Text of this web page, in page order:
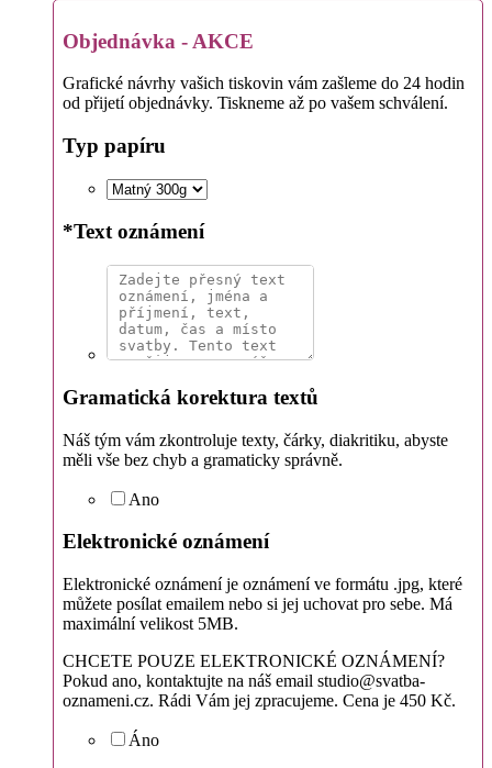
Objednávka - AKCE
Grafické návrhy vašich tiskovin vám zašleme do 24 hodin
od přijetí objednávky. Tiskneme až po vašem schválení.
Typ papíru
*Text oznámení
Gramatická korektura textů
Náš tým vám zkontroluje texty, čárky, diakritiku, abyste
měli vše bez chyb a gramaticky správně.
Ano
Elektronické oznámení
Elektronické oznámení je oznámení ve formátu .jpg, které
můžete posílat emailem nebo si jej uchovat pro sebe. Má
maximální velikost 5MB.
CHCETE POUZE ELEKTRONICKÉ OZNÁMENÍ?
Pokud ano, kontaktujte na náš email studio@svatba-
oznameni.cz. Rádi Vám jej zpracujeme. Cena je 450 Kč.
Áno